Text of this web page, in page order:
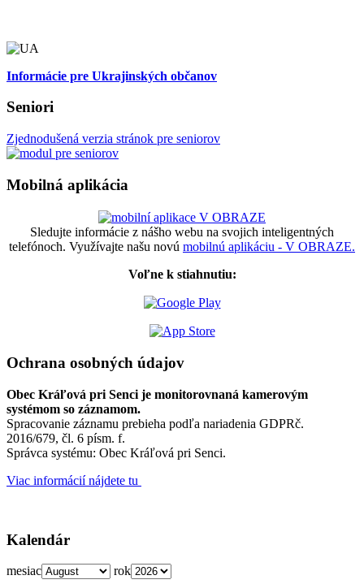
Informácie pre Ukrajinských občanov
Seniori
Zjednodušená verzia stránok pre seniorov
Mobilná aplikácia
Sledujte informácie z nášho webu na svojich inteligentných
telefónoch. Využívajte našu novú mobilnú aplikáciu - V OBRAZE.
Voľne k stiahnutiu:
Ochrana osobných údajov
Obec Kráľová pri Senci je monitorovnaná kamerovým
systémom so záznamom.
Spracovanie záznamu prebieha podľa nariadenia GDPRč.
2016/679, čl. 6 písm. f.
Správca systému: Obec Kráľová pri Senci.
Viac informácií nájdete tu
Kalendár
mesiac rok